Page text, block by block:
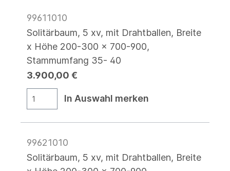
99611010
Solitärbaum, 5 xv, mit Drahtballen, Breite
x Höhe 200-300 x 700-900,
Stammumfang 35- 40
3.900,00 €
In Auswahl merken
99621010
Solitärbaum, 5 xv, mit Drahtballen, Breite